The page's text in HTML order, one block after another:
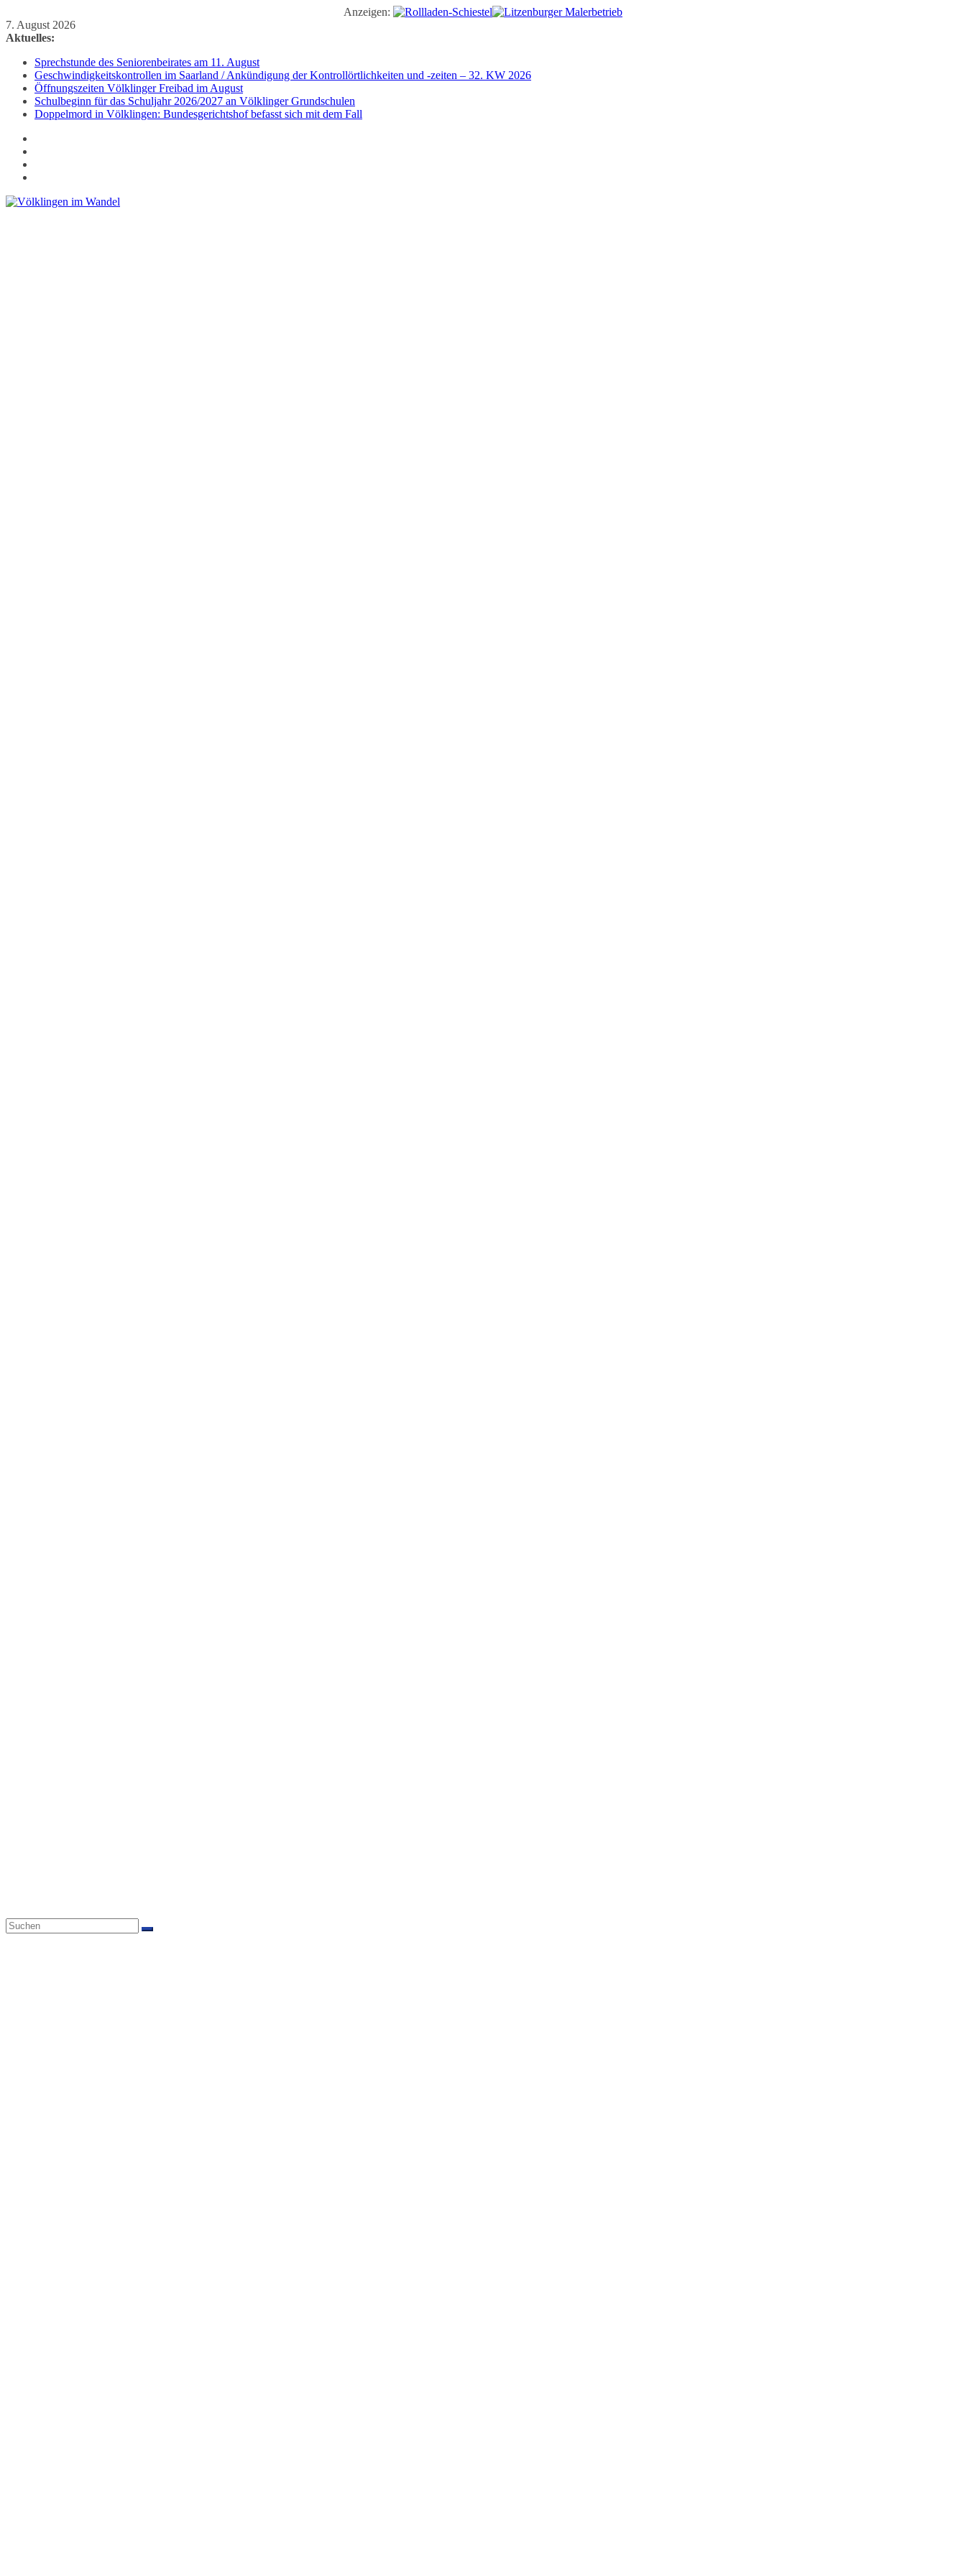
Anzeigen:
Zum
Inhalt
7. August 2026
Aktuelles:
Sprechstunde des Seniorenbeirates am 11. August
Geschwindigkeitskontrollen im Saarland / Ankündigung der Kontrollörtlichkeiten und -zeiten – 32. KW 2026
Öffnungszeiten Völklinger Freibad im August
Schulbeginn für das Schuljahr 2026/2027 an Völklinger Grundschulen
Doppelmord in Völklingen: Bundesgerichtshof befasst sich mit dem Fall